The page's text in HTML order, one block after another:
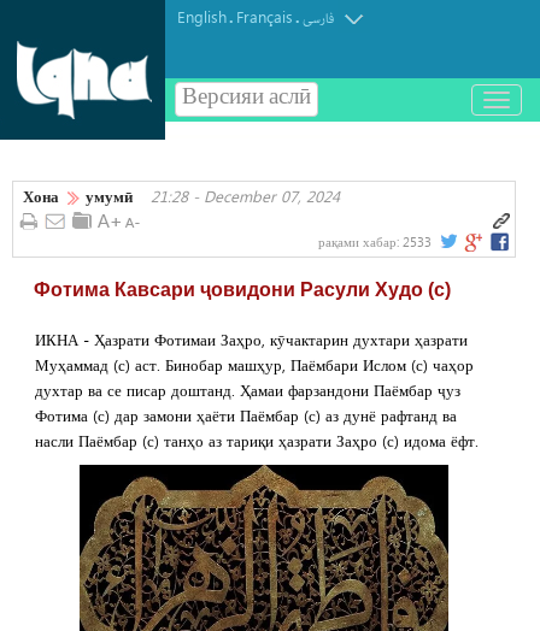
English. Français.فارسی
Версияи аслӣ
باز
و
کردن
Хона умумӣ 21:28 - December 07, 2024
рақами хабар: 2533
Фотима Кавсари ҷовидони Расули Худо (с)
ИКНА - Ҳазрати Фотимаи Заҳро, кӯчактарин духтари ҳазрати
Муҳаммад (с) аст. Бинобар машҳур, Паёмбари Ислом (с) чаҳор
духтар ва се писар доштанд. Ҳамаи фарзандони Паёмбар ҷуз
Фотима (с) дар замони ҳаёти Паёмбар (с) аз дунё рафтанд ва
насли Паёмбар (с) танҳо аз тариқи ҳазрати Заҳро (с) идома ёфт.